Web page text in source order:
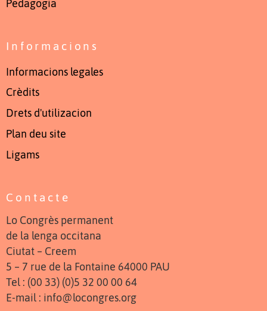
Pedagogia
Informacions
Informacions legales
Crèdits
Drets d'utilizacion
Plan deu site
Ligams
Contacte
Lo Congrès permanent
de la lenga occitana
Ciutat – Creem
5 – 7 rue de la Fontaine 64000 PAU
Tel : (00 33) (0)5 32 00 00 64
E-mail : info@locongres.org